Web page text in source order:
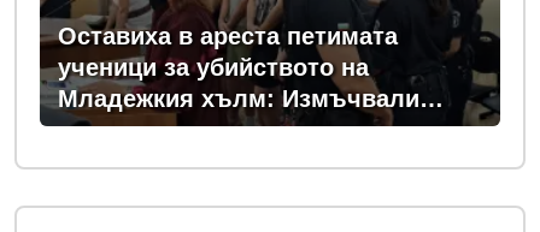
Оставиха в ареста петимата
ученици за убийството на
Младежкия хълм: Измъчвали
Георги час, гаврили се с него и го
обрали